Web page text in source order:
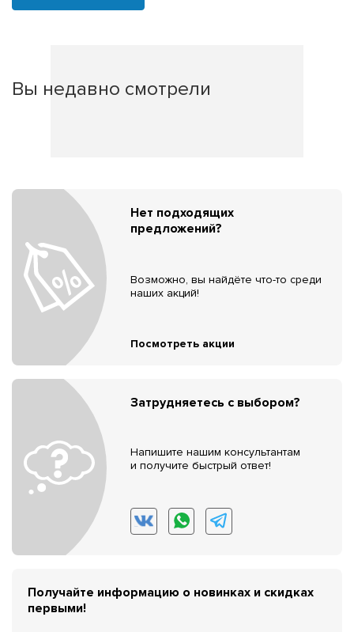
Вы недавно смотрели
Нет подходящих
предложений?
Возможно, вы найдёте что-то среди
наших акций!
Посмотреть акции
Затрудняетесь с выбором?
Напишите нашим консультантам
и получите быстрый ответ!
Получайте информацию о новинках и скидках
первыми!